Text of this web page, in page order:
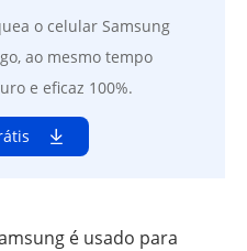
o celular Samsung
ao mesmo tempo
e eficaz 100%.
é usado para